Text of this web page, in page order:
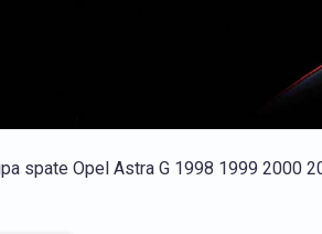
spate Opel Astra G 1998 1999 2000